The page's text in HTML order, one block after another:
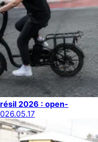
2026 : open-